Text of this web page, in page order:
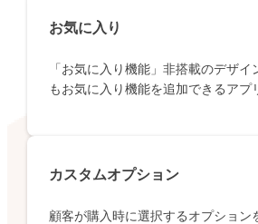
お気に入り
「お気に入り機能」非搭載のデザイ
もお気に入り機能を追加できるアプ
カスタムオプション
顧客が購入時に選択するオプション